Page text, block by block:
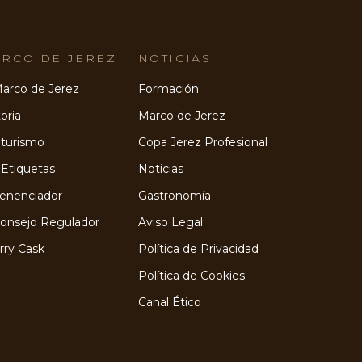
DE JEREZ
de Jerez
Etiquetas
Regulador
Cask
NOTICIAS
Formación
Marco de Jerez
Copa Jerez Profesional
Noticias
Gastronomía
Aviso Legal
Política de Privacidad
Política de Cookies
Canal Ético